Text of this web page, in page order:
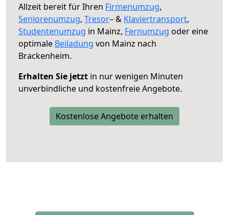
Allzeit bereit für Ihren Firmenumzug,
Seniorenumzug, Tresor– & Klaviertransport,
Studentenumzug in Mainz, Fernumzug oder eine
optimale Beiladung von Mainz nach
Brackenheim.
Erhalten Sie jetzt in nur wenigen Minuten
unverbindliche und kostenfreie Angebote.
Kostenlose Angebote erhalten